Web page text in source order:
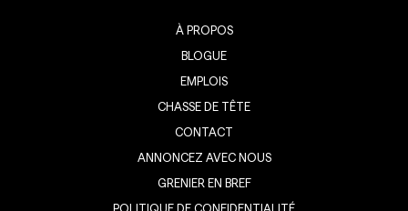
À PROPOS
BLOGUE
EMPLOIS
CHASSE DE TÊTE
CONTACT
ANNONCEZ AVEC NOUS
GRENIER EN BREF